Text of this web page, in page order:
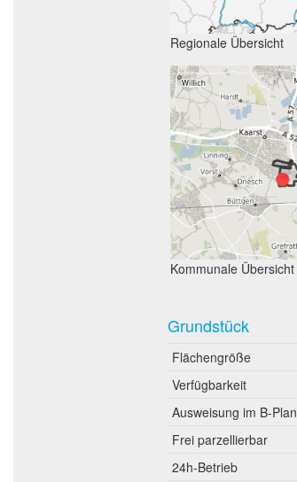
Regionale Übersicht
Kommunale Übersicht
Grundstück
Flächengröße
Verfügbarkeit
Ausweisung im B-Plan
Frei parzellierbar
24h-Betrieb